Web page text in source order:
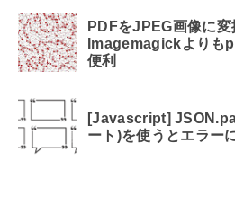
PDFをJPEG画像に
Imagemagickよりも
便利
[Javascript]
ート)を使うとエラー